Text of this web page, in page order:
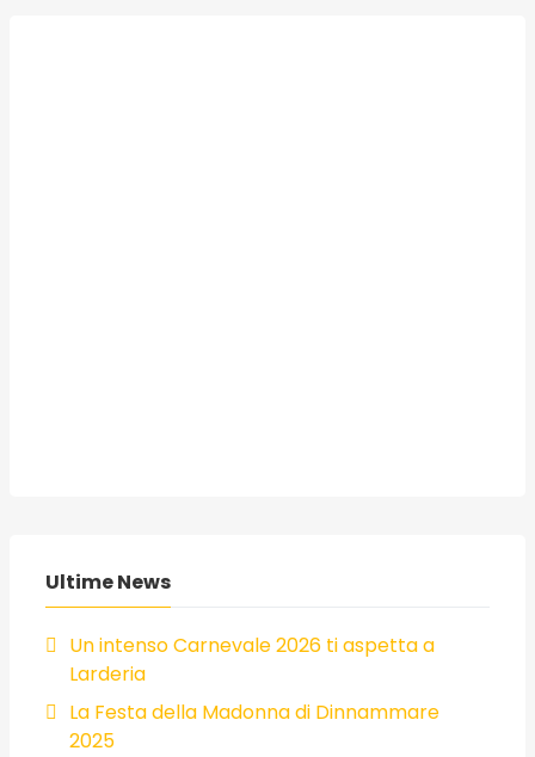
Ultime News
Un intenso Carnevale 2026 ti aspetta a
Larderia
La Festa della Madonna di Dinnammare
2025